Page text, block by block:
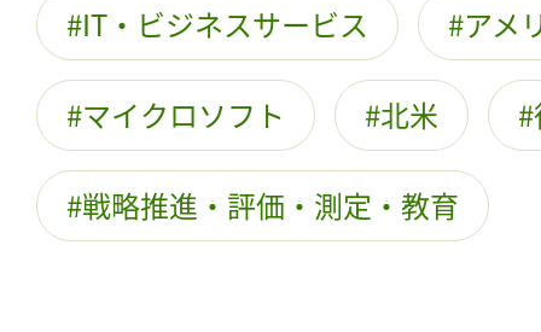
IT・ビジネスサービス アメ
マイクロソフト 北米
戦略推進・評価・測定・教育